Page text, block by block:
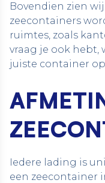
Bovendien zien
zeecontainers
ruimtes, zoals
vraag je ook hebt,
juiste container
Iedere lading is
een zeecontainer